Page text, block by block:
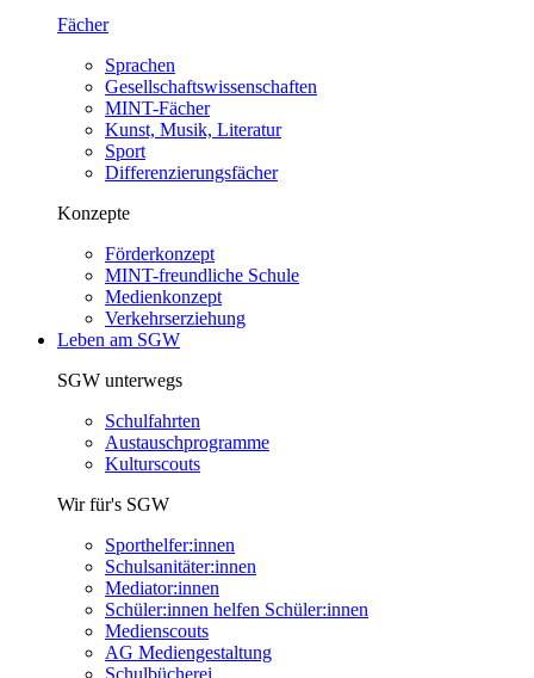
Fächer
Sprachen
Gesellschaftswissenschaften
MINT-Fächer
Kunst, Musik, Literatur
Sport
Differenzierungsfächer
Konzepte
Förderkonzept
MINT-freundliche Schule
Medienkonzept
Verkehrserziehung
Leben am SGW
SGW unterwegs
Schulfahrten
Austauschprogramme
Kulturscouts
Wir für's SGW
Sporthelfer:innen
Schulsanitäter:innen
Mediator:innen
Schüler:innen helfen Schüler:innen
Medienscouts
AG Mediengestaltung
Schulbücherei